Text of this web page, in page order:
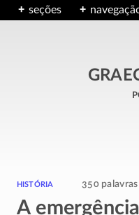
seções
história 350 palavras
A